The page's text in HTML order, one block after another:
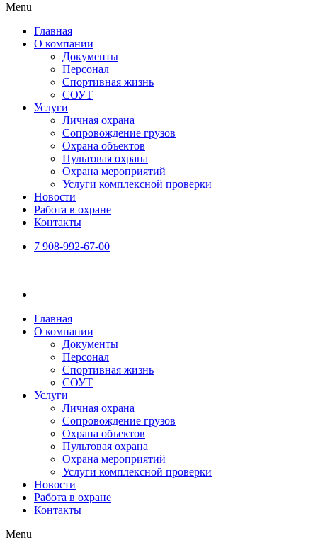
Menu
Главная
О компании
Документы
Персонал
Спортивная жизнь
СОУТ
Услуги
Личная охрана
Сопровождение грузов
Охрана объектов
Пультовая охрана
Охрана мероприятий
Услуги комплексной проверки
Новости
Работа в охране
Контакты
7 908-992-67-00
Главная
О компании
Документы
Персонал
Спортивная жизнь
СОУТ
Услуги
Личная охрана
Сопровождение грузов
Охрана объектов
Пультовая охрана
Охрана мероприятий
Услуги комплексной проверки
Новости
Работа в охране
Контакты
Menu